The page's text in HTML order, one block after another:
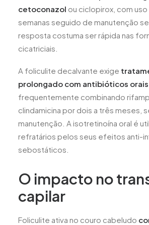
cetoconazol ou ciclopirox, com
semanas seguido de manutenção
resposta costuma ser rápida nas
cicatriciais.
A foliculite decalvante exige
prolongado com antibióticos orais
frequentemente combinando
clindamicina por dois a três meses,
manutenção. A isotretinoína oral é
refratários pelos seus efeitos anti-
sebostáticos.
O impacto no
capilar
Foliculite ativa no couro cabeludo